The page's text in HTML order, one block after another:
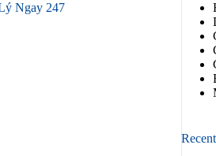
Ngay 247